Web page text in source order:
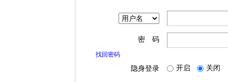
密 码
找回密码
隐身登录 开启 关闭